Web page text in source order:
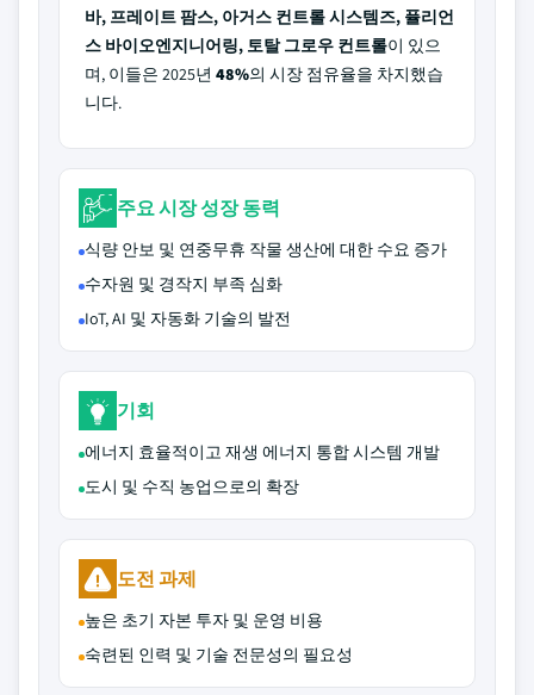
바, 프레이트 팜스, 아거스 컨트롤 시스템즈, 퓰리언
스 바이오엔지니어링, 토탈 그로우 컨트롤이 있으
며, 이들은 2025년 48%의 시장 점유율을 차지했습
니다.
주요 시장 성장 동력
식량 안보 및 연중무휴 작물 생산에 대한 수요 증가
수자원 및 경작지 부족 심화
IoT, AI 및 자동화 기술의 발전
기회
에너지 효율적이고 재생 에너지 통합 시스템 개발
도시 및 수직 농업으로의 확장
도전 과제
높은 초기 자본 투자 및 운영 비용
숙련된 인력 및 기술 전문성의 필요성